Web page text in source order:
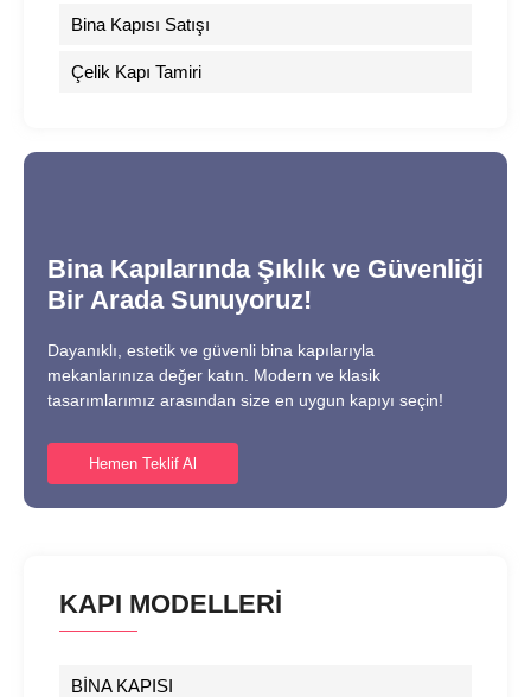
Bina Kapısı Satışı
Çelik Kapı Tamiri
Bina Kapılarında Şıklık ve Güvenliği
Bir Arada Sunuyoruz!
Dayanıklı, estetik ve güvenli bina kapılarıyla
mekanlarınıza değer katın. Modern ve klasik
tasarımlarımız arasından size en uygun kapıyı seçin!
Hemen Teklif Al
KAPI MODELLERİ
BİNA KAPISI